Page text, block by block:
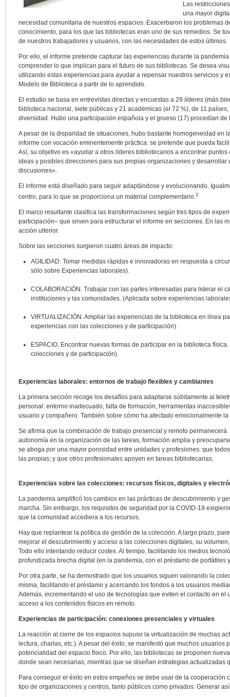
Las
una mayor
necesidad comunitaria de nuestros espacios. Exacerbaron los problemas
conocimiento, para los que las bibliotecas eran uno de sus remedios. Se
de nuestros trabajadores y usuarios, con las necesidades de estos últimos.
Por ello, el informe pretende capturar las experiencias durante la
comprender lo que implican para el futuro de sus bibliotecas. Se desea
utilizando estas experiencias para ayudar a repensar nuestros servicios y
Modelo de Biblioteca a partir de lo aprendido.
El estudio se basa en entrevistas directas y encuestas a 29 líderes (más
biblioteca nacional, siete públicas y 21 académicas (el 72 %), de 11
diversidad. Hubo una participación española y el grueso (17) procedían de
A pesar de la disparidad de situaciones, hubo bastante homogeneidad en
informe con vocación eminentemente práctica: se pretende que pueda
Así, su objetivo es «ayudar a otros líderes bibliotecarios a encontrar
ideas y posibles direcciones para sus propias organizaciones y desarrollar
discusiones».
El informe está diseñado para seguir adaptándose y evolucionando.
centro, para lo que se proporciona un material complementario.1
El marco resultante clasifica las transformaciones según tres tipos de
participación– que sirven para estructurar el informe en secciones. En las
acción ulterior.
Sobre las secciones surgieron cuatro áreas de impacto:
AGILIDAD. Tomar medidas rápidas e innovadoras en respuesta a
sólo sobre Experiencias laborales).
COLABORACIÓN. Trabajar con las partes interesadas para liderar el
instituciones y las comunidades. (Aplicada sobre experiencias
VIRTUALIZACIÓN. Ampliar las experiencias de la biblioteca en línea
experiencias con las colecciones y de participación).
ESPACIO. Encontrar nuevas formas de participar en la biblioteca
colecciones y de participación).
Experiencias laborales: entornos de trabajo flexibles y cambiantes
La primera sección recoge los desafíos para adaptarse súbitamente al
personal: entorno inadecuado, falta de formación, herramientas
usuario y compañero. También sobre cómo ha afectado emocionalmente
Se afirma que la combinación de trabajo presencial y remoto
autonomía en la organización de las tareas, formación amplia y
se aboga por una mayor porosidad entre unidades y profesiones: que
las propias; y que otros profesionales apoyen en tareas bibliotecarias.
Experiencias sobre las colecciones: recursos físicos, digitales y
La pandemia amplificó los cambios en las prácticas de descubrimiento y
marcha. Sin embargo, los requisitos de seguridad por la COVID-19
que la comunidad accediera a los recursos.
Hay que replantear la política de gestión de la colección. A largo plazo,
mejorar el descubrimiento y acceso a las colecciones digitales, su
Todo ello intentando reducir costes. Al tiempo, facilitando los medios
profundizada brecha digital (en la pandemia, con el préstamo de portátiles
Por otra parte, se ha demostrado que los usuarios siguen valorando la
misma, facilitando el préstamo y acercando los fondos a los usuarios
Además, incrementando el uso de tecnologías que eviten el contacto en
acceso a los contenidos físicos en remoto.
Experiencias de participación: conexiones presenciales y virtuales
La reacción al cierre de los espacios supuso la virtualización de muchas
lectura, charlas, etc.). A pesar del éxito, se manifestó que muchos
potencialidad del espacio físico. Por ello, las bibliotecas se proponen
donde sean necesarias, mientras que se diseñan estrategias actualizadas
Para conseguir el éxito en estos empeños se debe usar de la cooperación
tipo de organizaciones y centros, tanto públicos como privados. Generar